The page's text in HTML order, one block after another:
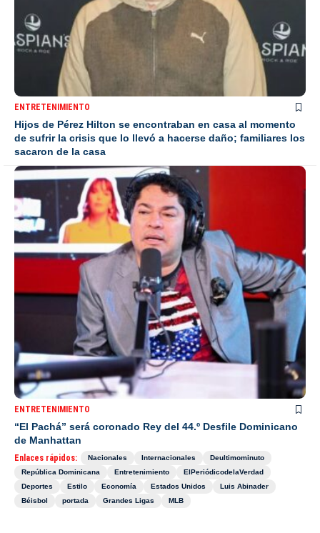
ENTRETENIMIENTO
Hijos de Pérez Hilton se encontraban en casa al momento
de sufrir la crisis que lo llevó a hacerse daño; familiares los
sacaron de la casa
ENTRETENIMIENTO
“El Pachá” será coronado Rey del 44.º Desfile Dominicano
de Manhattan
Enlaces rápidos: Nacionales Internacionales
Deultimominuto
República Dominicana
Entretenimiento
ElPeriódicodelaVerdad
Deportes
Estilo Economía Estados Unidos
Luis Abinader
Béisbol
portada Grandes Ligas MLB